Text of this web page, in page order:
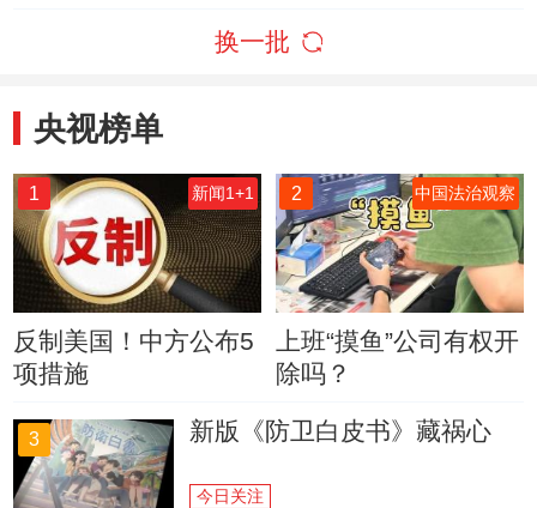
换一批
央视榜单
1 新闻1+1
反制美国！中方公布5
项措施
2 中国法治观察
上班“摸鱼”公司有权开
除吗？
3 新版《防卫白皮书》藏祸心
今日关注